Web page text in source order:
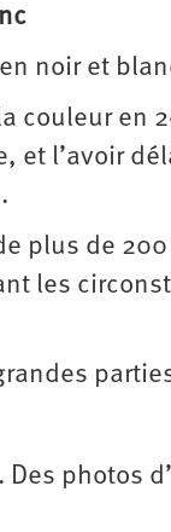
noir et
couleur en
et l’avoir
plus de
les
photos